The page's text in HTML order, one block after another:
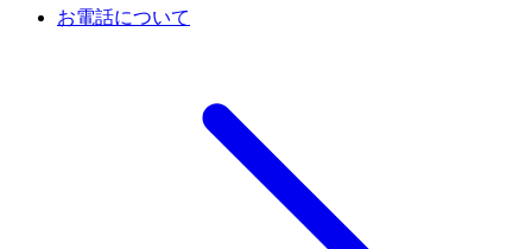
お電話について